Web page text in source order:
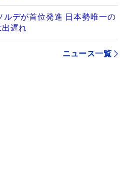
ルデが首位発進 日本勢唯一の
出遅れ
ニュース一覧